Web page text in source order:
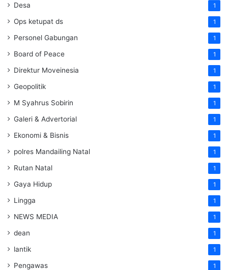
Desa 1
Ops ketupat ds 1
Personel Gabungan 1
Board of Peace 1
Direktur Moveinesia 1
Geopolitik 1
M Syahrus Sobirin 1
Galeri & Advertorial 1
Ekonomi & Bisnis 1
polres Mandailing Natal 1
Rutan Natal 1
Gaya Hidup 1
Lingga 1
NEWS MEDIA 1
dean 1
lantik 1
Pengawas 1